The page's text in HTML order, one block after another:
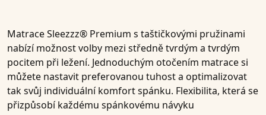
Matrace Sleezzz® Premium s taštičkovými pružinami
nabízí možnost volby mezi středně tvrdým a tvrdým
pocitem při ležení. Jednoduchým otočením matrace si
můžete nastavit preferovanou tuhost a optimalizovat
tak svůj individuální komfort spánku. Flexibilita, která se
přizpůsobí každému spánkovému návyku